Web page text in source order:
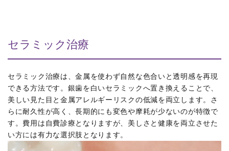
セラミック治療
セラミック治療は、金属を使わず自然な色合いと透明感を再現
できる方法です。銀歯を白いセラミックへ置き換えることで、
美しい見た目と金属アレルギーリスクの低減を両立します。さ
らに耐久性が高く、長期的にも変色や摩耗が少ないのが特徴で
す。費用は自費診療となりますが、美しさと健康を両立させた
い方には有力な選択肢となります。